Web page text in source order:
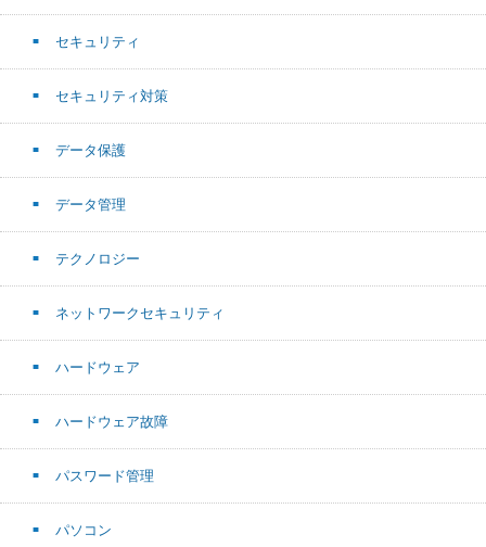
セキュリティ
セキュリティ対策
データ保護
データ管理
テクノロジー
ネットワークセキュリティ
ハードウェア
ハードウェア故障
パスワード管理
パソコン